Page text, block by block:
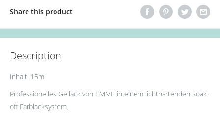
Share this product
Description
Inhalt: 15ml
Professionelles Gellack von EMME in einem lichthärtenden Soak-
off Farblacksystem.